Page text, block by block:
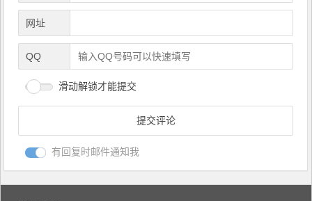
网址
QQ
滑动解锁才能提交
有回复时邮件通知我